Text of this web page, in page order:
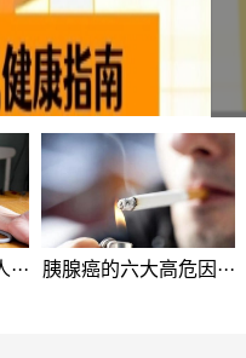
胰腺癌的六大高危因···